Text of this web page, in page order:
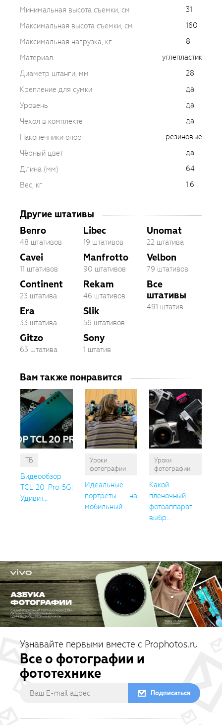
Минимальная высота съемки, см
31
Максимальная высота съемки, см
160
Максимальная нагрузка, кг
8
Материал
углепластик
Диаметр штанги, мм
28
Крепление для сумки
да
Уровень
да
Чехол в комплекте
да
Наконечники опор
резиновые
Чёрный цвет
да
Длина (мм)
64
Вес, кг
1.6
Другие штативы
Benro
48 штативов
Cavei
11 штативов
Continent
23 штатива
Era
33 штатива
Gitzo
63 штатива
Libec
19 штативов
Manfrotto
90 штативов
Rekam
46 штативов
Slik
56 штативов
Sony
1 штатив
Unomat
22 штатива
Velbon
79 штативов
Все
штативы
491 штатив
Вам также понравится
ТВ
Видеообзор
TCL 20 Pro 5G:
Удивит...
Уроки
фотографии
Идеальные
портреты на
мобильный ...
Уроки
фотографии
Какой
плёночный
фотоаппарат
выбр...
Узнавайте первыми вместе с Prophotos.ru
Все о фотографии и
фототехнике
Подписаться